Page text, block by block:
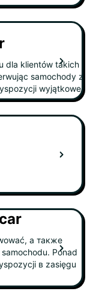
dla klientów takich
samochody z
wyjątkowe
а также
Ponad
в zasięgu